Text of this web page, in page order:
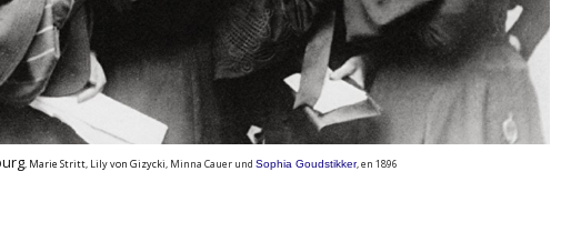
, Marie Stritt, Lily von Gizycki, Minna Cauer und Sophia Goudstikker, en 1896